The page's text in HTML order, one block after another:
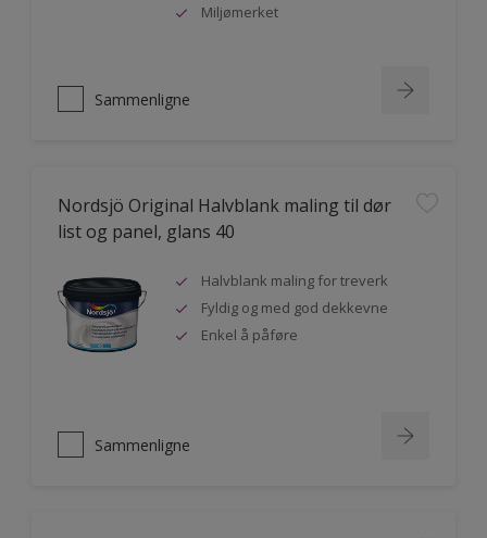
Miljømerket
Sammenligne
Nordsjö Original Halvblank maling til dør
list og panel, glans 40
Halvblank maling for treverk
Fyldig og med god dekkevne
Enkel å påføre
Sammenligne